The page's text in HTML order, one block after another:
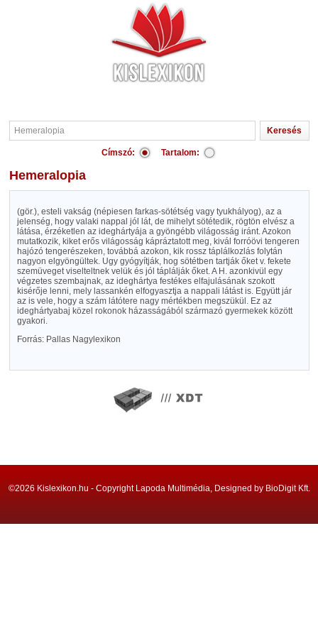
Címszó: Tartalom:
Hemeralopia
(gör.), esteli vakság (népiesen farkas-sötétség vagy tyukhályog), az a
jelenség, hogy valaki nappal jól lát, de mihelyt sötétedik, rögtön elvész a
látása, érzéketlen az ideghártyája a gyöngébb világosság iránt. Azokon
mutatkozik, kiket erős világosság kápráztatott meg, kivál forróövi tengeren
hajózó tengerészeken, továbbá azokon, kik rossz táplálkozlás folytán
nagyon elgyöngültek. Ugy gyógyítják, hog sötétben tartják őket v. fekete
szemüveget viselteltnek velük és jól táplálják őket. A H. azonkivül egy
végzetes szembajnak, az ideghártya festékes elfajulásának szokott
kisérője lenni, mely lassankén elfogyasztja a nappali látást is. Együtt jár
az is vele, hogy a szám látótere nagy mértékben megszükül. Ez az
ideghártyabaj közel rokonok házasságából származó gyermekek között
gyakori.
Forrás: Pallas Nagylexikon
©2026 Kislexikon.hu - Copyright Lapoda Multimédia, Designed by BioDigit Kft.